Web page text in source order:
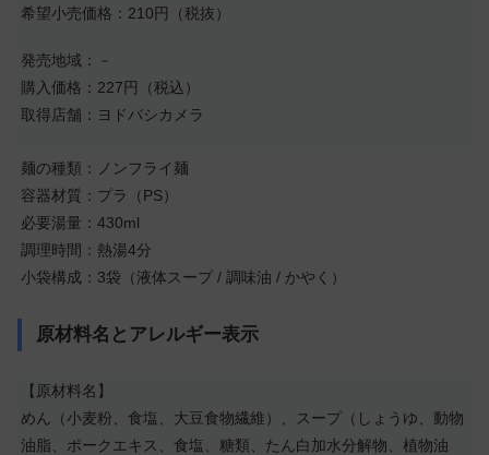
希望小売価格：210円（税抜）
発売地域：－
購入価格：227円（税込）
取得店舗：ヨドバシカメラ
麺の種類：ノンフライ麺
容器材質：プラ（PS）
必要湯量：430ml
調理時間：熱湯4分
小袋構成：3袋（液体スープ / 調味油 / かやく）
原材料名とアレルギー表示
【原材料名】
めん（小麦粉、食塩、大豆食物繊維）、スープ（しょうゆ、動物
油脂、ポークエキス、食塩、糖類、たん白加水分解物、植物油